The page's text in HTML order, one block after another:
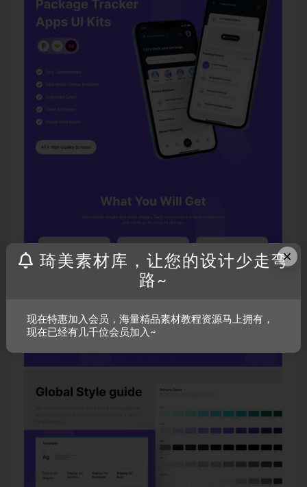
×
琦美素材库，让您的设计少走弯
路~
现在特惠加入会员，海量精品素材教程资源马上拥有，
现在已经有几千位会员加入~